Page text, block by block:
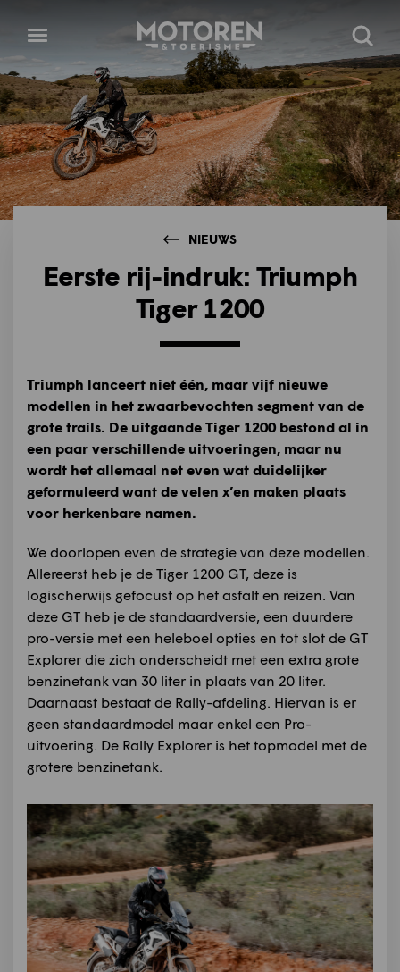
Open
menu
Homepage Zoeken
NIEUWS
Eerste rij-indruk: Triumph
Tiger 1200
Triumph lanceert niet één, maar vijf nieuwe
modellen in het zwaarbevochten segment van de
grote trails. De uitgaande Tiger 1200 bestond al in
een paar verschillende uitvoeringen, maar nu
wordt het allemaal net even wat duidelijker
geformuleerd want de velen x’en maken plaats
voor herkenbare namen.
We doorlopen even de strategie van deze modellen.
Allereerst heb je de Tiger 1200 GT, deze is
logischerwijs gefocust op het asfalt en reizen. Van
deze GT heb je de standaardversie, een duurdere
pro-versie met een heleboel opties en tot slot de GT
Explorer die zich onderscheidt met een extra grote
benzinetank van 30 liter in plaats van 20 liter.
Daarnaast bestaat de Rally-afdeling. Hiervan is er
geen standaardmodel maar enkel een Pro-
uitvoering. De Rally Explorer is het topmodel met de
grotere benzinetank.